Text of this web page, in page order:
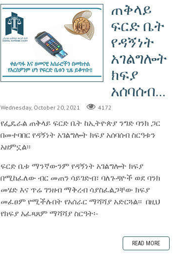
ጠቅላይ
ፍርድ ቤት
የዳኝነት
አገልግሎት
ክፍያ
አሰባሰብ...
Wednesday, October 20, 2021 4172
የፌዴራል ጠቅላይ ፍርድ ቤት ከኢትዮጵያ ንግድ ባንክ ጋር
በመተባበር የዳኝነት አገልግሎት ክፍያ አሰባሰብ ስርዓቱን
አዘምኗል፡፡
ፍርድ ቤቱ ማንኛውንም የዳኝነት አገልግሎት ክፍያ
በሚከፈለው ብር መጠን ሳይገድብ፣ ባለጉዳዮች ወደ ባንክ
መሄድ እና ጥሬ ገንዘብ ማቅረብ ሳያስፈልጋቸው ክፍያ
መፈፀም የሚችሉበት የአሰራር ማሻሻያ አድርጓል፡፡ በዚህ
የክፍያ አፈጻጸም ማሻሻያ ስርዓት፡-
READ MORE